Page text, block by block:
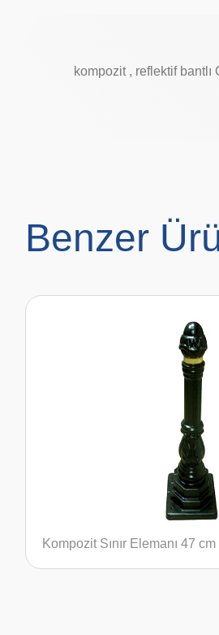
kompozit , reflektif
Benzer
Kompozit Sınır Elemanı 47 cm